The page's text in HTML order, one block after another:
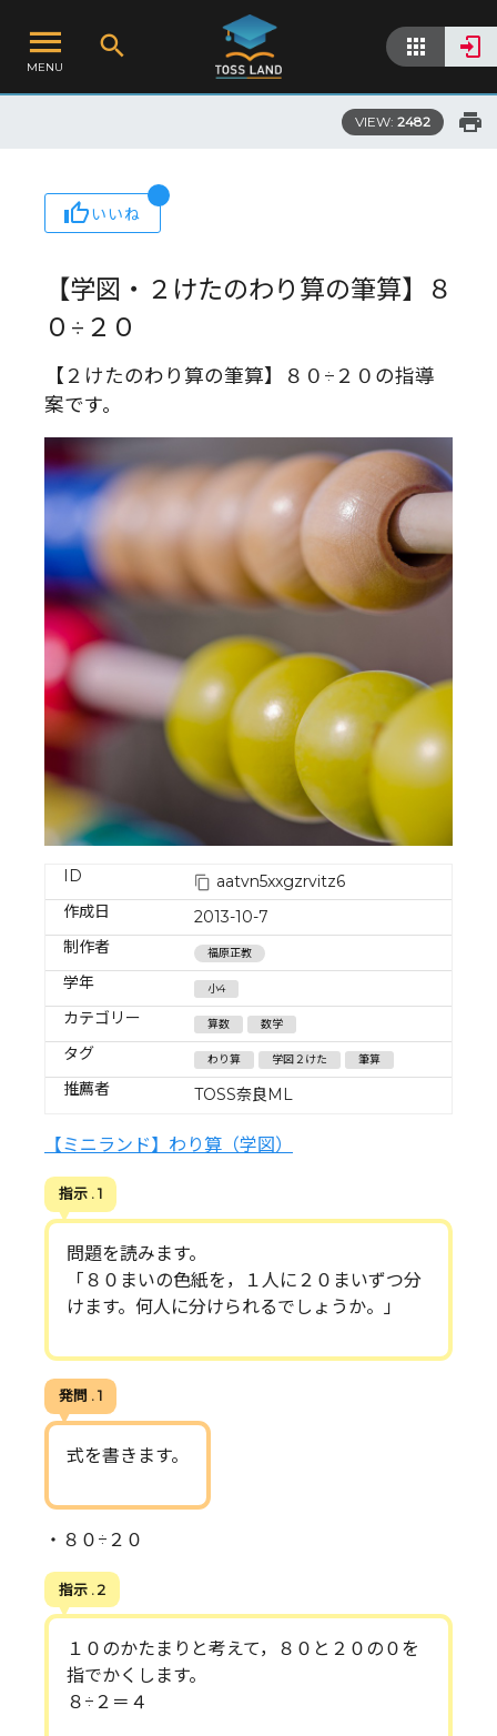
MENU
VIEW: 2482
いいね
【学図・２けたのわり算の筆算】８
０÷２０
【２けたのわり算の筆算】８０÷２０の指導
案です。
ID
aatvn5xxgzrvitz6
作成日
2013-10-7
制作者
福原正教
学年 小4
カテゴリー 算数 数学
タグ わり算 学図２けた 筆算
推薦者 TOSS奈良ML
【ミニランド】わり算（学図）
指示 . 1
問題を読みます。
「８０まいの色紙を，１人に２０まいずつ分
けます。何人に分けられるでしょうか。」
発問 . 1
式を書きます。
・８０÷２０
指示 . 2
１０のかたまりと考えて，８０と２０の０を
指でかくします。
８÷２＝４